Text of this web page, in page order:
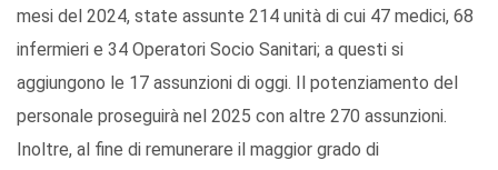
mesi del 2024, state assunte 214 unità di cui 47 medici, 68
infermieri e 34 Operatori Socio Sanitari; a questi si
aggiungono le 17 assunzioni di oggi. Il potenziamento del
personale proseguirà nel 2025 con altre 270 assunzioni.
Inoltre, al fine di remunerare il maggior grado di